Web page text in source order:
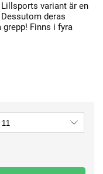
variant är en
deras
Finns i fyra